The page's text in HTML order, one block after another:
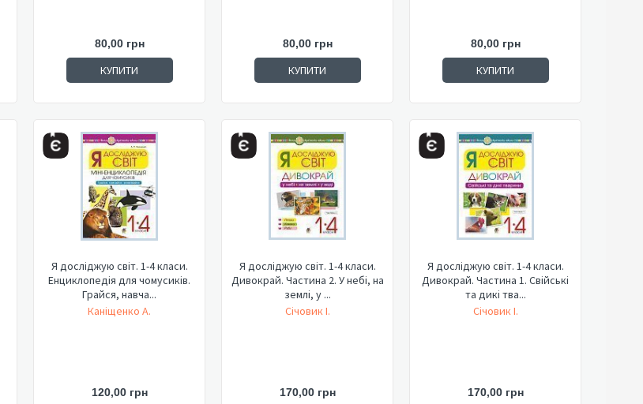
80,00 грн
КУПИТИ
80,00 грн
КУПИТИ
80,00 грн
КУПИТИ
Я досліджую світ. 1-4 класи.
Енциклопедія для чомусиків.
Грайся, навча...
Каніщенко А.
120,00 грн
Я досліджую світ. 1-4 класи.
Дивокрай. Частина 2. У небі, на
землі, у ...
Січовик І.
170,00 грн
Я досліджую світ. 1-4 класи.
Дивокрай. Частина 1. Свійські
та дикі тва...
Січовик І.
170,00 грн